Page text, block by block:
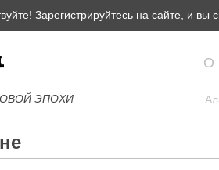
Зарегистрируйтесь на сайте, и вы
ЭПОХИ
О